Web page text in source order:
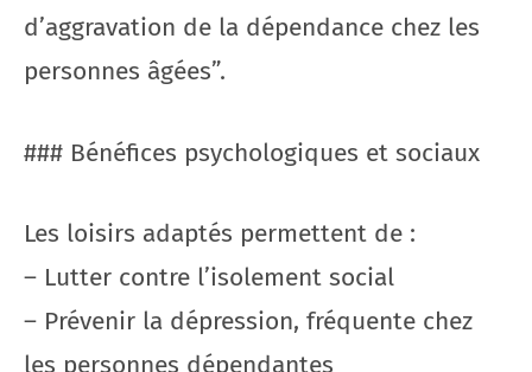
d’aggravation de la dépendance chez les
personnes âgées”.
### Bénéfices psychologiques et sociaux
Les loisirs adaptés permettent de :
– Lutter contre l’isolement social
– Prévenir la dépression, fréquente chez
les personnes dépendantes